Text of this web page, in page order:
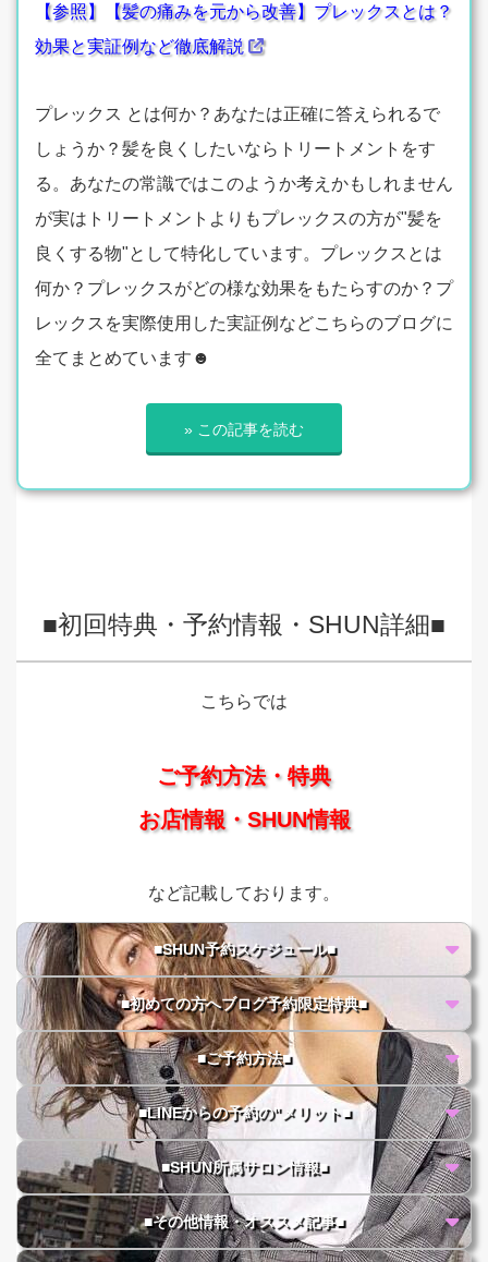
【参照】【髪の痛みを元から改善】プレックスとは？
効果と実証例など徹底解説
プレックス とは何か？あなたは正確に答えられるで
しょうか？髪を良くしたいならトリートメントをす
る。あなたの常識ではこのようか考えかもしれません
が実はトリートメントよりもプレックスの方が"髪を
良くする物"として特化しています。プレックスとは
何か？プレックスがどの様な効果をもたらすのか？プ
レックスを実際使用した実証例などこちらのブログに
全てまとめています☻
» この記事を読む
■初回特典・予約情報・SHUN詳細■
こちらでは
ご予約方法・特典
お店情報・SHUN情報
など記載しております。
■SHUN予約スケジュール■
■初めての方へブログ予約限定特典■
■ご予約方法■
■LINEからの予約の"メリット■
■SHUN所属サロン情報■
■その他情報・オススメ記事■